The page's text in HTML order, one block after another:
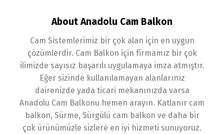
About Anadolu Cam Balkon
Cam Sistemlerimiz bir çok alan için en uygun
çözümlerdir. Cam Balkon için firmamız bir çok
ilimizde sayısız başarılı uygulamaya imza atmıştır.
Eğer sizinde kullanılamayan alanlarınız
dairenizde yada ticari mekanınızda varsa
Anadolu Cam Balkonu hemen arayın. Katlanır cam
balkon, Sürme, Sürgülü cam balkon ve daha bir
çok ürünümüzle sizlere en iyi hizmeti sunuyoruz.